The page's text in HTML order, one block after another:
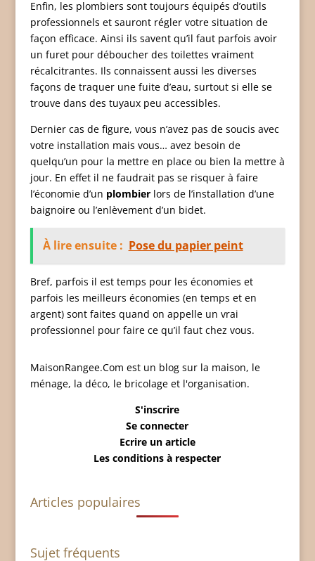
Enfin, les plombiers sont toujours équipés d’outils
professionnels et sauront régler votre situation de
façon efficace. Ainsi ils savent qu’il faut parfois avoir
un furet pour déboucher des toilettes vraiment
récalcitrantes. Ils connaissent aussi les diverses
façons de traquer une fuite d’eau, surtout si elle se
trouve dans des tuyaux peu accessibles.
Dernier cas de figure, vous n’avez pas de soucis avec
votre installation mais vous… avez besoin de
quelqu’un pour la mettre en place ou bien la mettre à
jour. En effet il ne faudrait pas se risquer à faire
l’économie d’un plombierlors de l’installation d’une
baignoire ou l’enlèvement d’un bidet.
À lire ensuite : Pose du papier peint
Bref, parfois il est temps pour les économies et
parfois les meilleurs économies (en temps et en
argent) sont faites quand on appelle un vrai
professionnel pour faire ce qu’il faut chez vous.
MaisonRangee.Com est un blog sur la maison, le
ménage, la déco, le bricolage et l'organisation.
S'inscrire
Se connecter
Ecrire un article
Les conditions à respecter
Articles populaires
Sujet fréquents